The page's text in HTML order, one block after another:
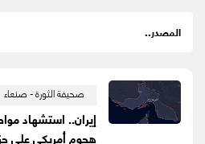
صحيفة الثورة - صنعاء
إيران.. استشهاد
هجوم أمريكي على